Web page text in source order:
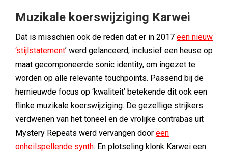
Muzikale koerswijziging Karwei
Dat is misschien ook de reden dat er in 2017 een nieuw
‘stijlstatement’ werd gelanceerd, inclusief een heuse op
maat gecomponeerde sonic identity, om ingezet te
worden op alle relevante touchpoints. Passend bij de
hernieuwde focus op ‘kwaliteit’ betekende dit ook een
flinke muzikale koerswijziging. De gezellige strijkers
verdwenen van het toneel en de vrolijke contrabas uit
Mystery Repeats werd vervangen door een
onheilspellende synth. En plotseling klonk Karwei een